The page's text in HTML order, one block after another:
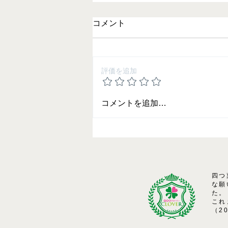
2025 夏期講習の御案内
コメント
評価を追加
コメントを追加…
四
な願
た。
こ
（